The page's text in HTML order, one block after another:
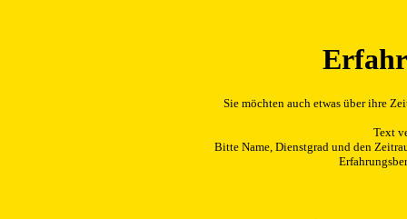
Sie möchten auch etwas über ihre
Text
Bitte Name, Dienstgrad und den